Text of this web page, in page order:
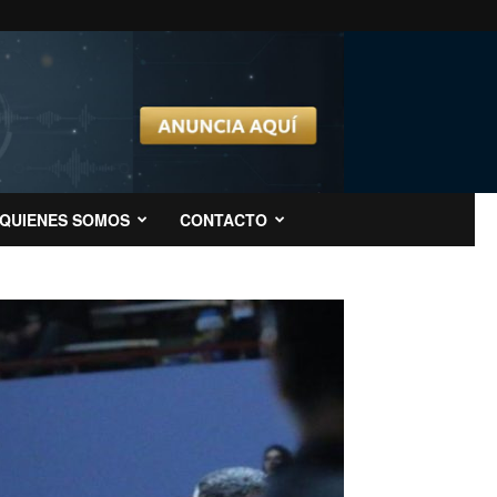
QUIENES SOMOS CONTACTO